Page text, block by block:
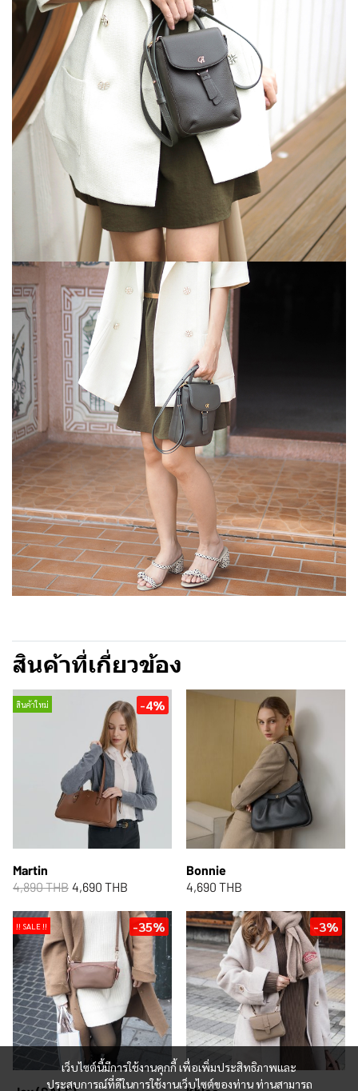
สินค้าที่เกี่ยวข้อง
สินค้าใหม่ -4%
Martin
4,890 THB 4,690 THB
Bonnie
4,690 THB
!! SALE !! -35% -3%
เว็บไซต์นี้มีการใช้งานคุกกี้ เพื่อเพิ่มประสิทธิภาพและ
ประสบการณ์ที่ดีในการใช้งานเว็บไซต์ของท่าน ท่านสามารถ